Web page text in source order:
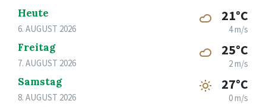
Heute
6. AUGUST 2026
21°C
4 m/s
Freitag
7. AUGUST 2026
25°C
2 m/s
Samstag
8. AUGUST 2026
27°C
0 m/s